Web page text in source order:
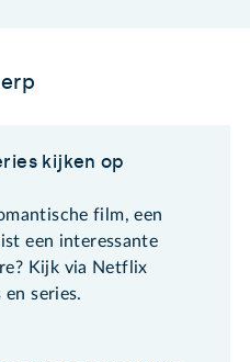
kijken op
film, een
een interessante
Kijk via Netflix
series.